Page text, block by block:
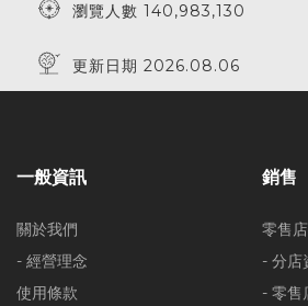
瀏覽人數 140,983,130
更新日期 2026.08.06
一般資訊
關於我們
- 經營理念
使用條款
銷售
零售店
- 分店
- 零售